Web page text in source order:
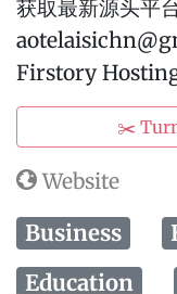
获取最新源头平
Firstory
✂️
Website
Business
Education